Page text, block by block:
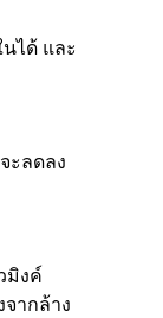
ได้ และ
ะลดลง
มิงค์
จากล้าง